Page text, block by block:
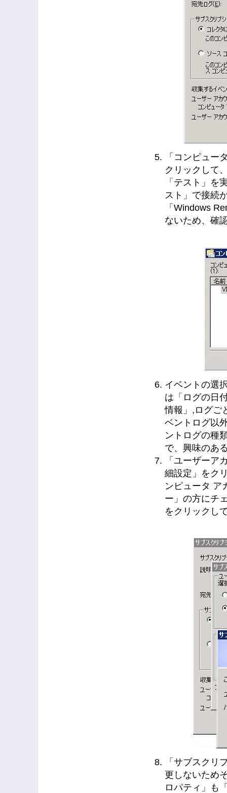
「コンピュー
クリックして
「テスト」を
スト」で接続
「Windows
ないため、確
イベントの選
は「ログの日
情報」,ログご
ベントログ以
ントログの種
で、興味のあ
「ユーザーア
細設定」をク
ンピュータ ア
ー」の方にチ
をクリックし
「サブスクリ
更しないため
ロパティ」も